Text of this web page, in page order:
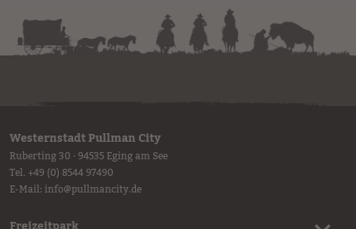
Westernstadt Pullman City
Ruberting 30 · 94535 Eging am See
Tel. +49 (0) 8544 97490
E-Mail:info@pullmancity.de